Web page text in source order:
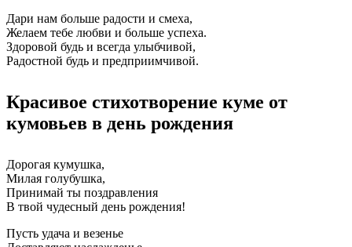
Дари нам больше радости и смеха,
Желаем тебе любви и больше успеха.
Здоровой будь и всегда улыбчивой,
Радостной будь и предприимчивой.
Красивое стихотворение куме от
кумовьев в день рождения
Дорогая кумушка,
Милая голубушка,
Принимай ты поздравления
В твой чудесный день рождения!
Пусть удача и везенье